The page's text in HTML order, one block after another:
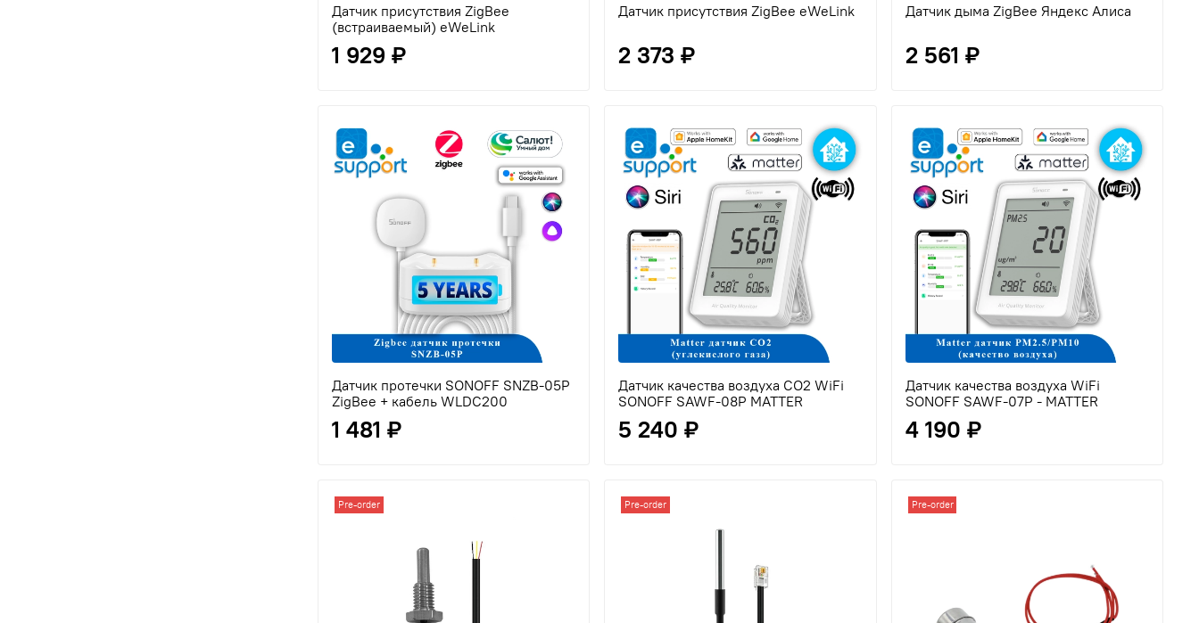
Датчик присутствия ZigBee
(встраиваемый) eWeLink
1 929 ₽
Датчик присутствия ZigBee eWeLink
2 373 ₽
Датчик дыма ZigBee Яндекс Алиса
2 561 ₽
Датчик протечки SONOFF SNZB-05P
ZigBee + кабель WLDC200
1 481 ₽
Датчик качества воздуха CO2 WiFi
SONOFF SAWF-08P MATTER
5 240 ₽
Датчик качества воздуха WiFi
SONOFF SAWF-07P - MATTER
4 190 ₽
Pre-order Pre-order Pre-order